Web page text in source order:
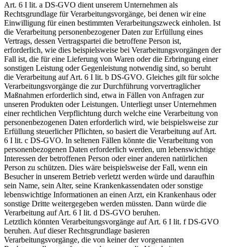
Art. 6 I lit. a DS-GVO dient unserem Unternehmen als
Rechtsgrundlage für Verarbeitungsvorgänge, bei denen wir eine
Einwilligung für einen bestimmten Verarbeitungszweck einholen. Ist
die Verarbeitung personenbezogener Daten zur Erfüllung eines
Vertrags, dessen Vertragspartei die betroffene Person ist,
erforderlich, wie dies beispielsweise bei Verarbeitungsvorgängen der
Fall ist, die für eine Lieferung von Waren oder die Erbringung einer
sonstigen Leistung oder Gegenleistung notwendig sind, so beruht
die Verarbeitung auf Art. 6 I lit. b DS-GVO. Gleiches gilt für solche
Verarbeitungsvorgänge die zur Durchführung vorvertraglicher
Maßnahmen erforderlich sind, etwa in Fällen von Anfragen zur
unseren Produkten oder Leistungen. Unterliegt unser Unternehmen
einer rechtlichen Verpflichtung durch welche eine Verarbeitung von
personenbezogenen Daten erforderlich wird, wie beispielsweise zur
Erfüllung steuerlicher Pflichten, so basiert die Verarbeitung auf Art.
6 I lit. c DS-GVO. In seltenen Fällen könnte die Verarbeitung von
personenbezogenen Daten erforderlich werden, um lebenswichtige
Interessen der betroffenen Person oder einer anderen natürlichen
Person zu schützen. Dies wäre beispielsweise der Fall, wenn ein
Besucher in unserem Betrieb verletzt werden würde und daraufhin
sein Name, sein Alter, seine Krankenkassendaten oder sonstige
lebenswichtige Informationen an einen Arzt, ein Krankenhaus oder
sonstige Dritte weitergegeben werden müssten. Dann würde die
Verarbeitung auf Art. 6 I lit. d DS-GVO beruhen.
Letztlich könnten Verarbeitungsvorgänge auf Art. 6 I lit. f DS-GVO
beruhen. Auf dieser Rechtsgrundlage basieren
Verarbeitungsvorgänge, die von keiner der vorgenannten